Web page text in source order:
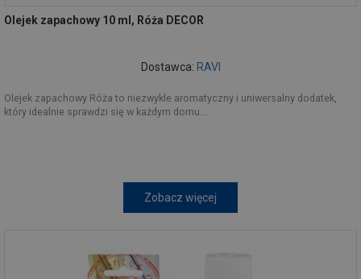
Olejek zapachowy 10 ml, Róża DECOR
Dostawca: RAVI
Olejek zapachowy Róża to niezwykle aromatyczny i uniwersalny dodatek,
który idealnie sprawdzi się w każdym domu...
Zobacz więcej